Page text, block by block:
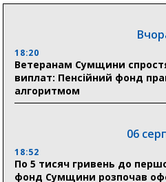
18:20
Ветеранам Сумщини
виплат: Пенсійний фонд
алгоритмом
06
18:52
По 5 тисяч гривень до
фонд Сумщини розпочав